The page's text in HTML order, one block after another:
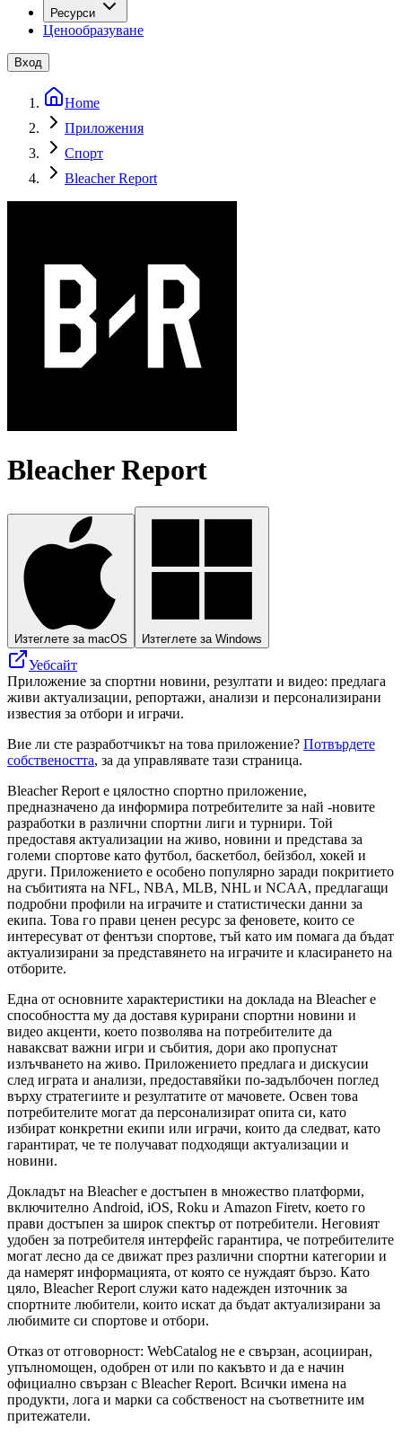
Ресурси
Ценообразуване
Вход
Home
Приложения
Спорт
Bleacher Report
Bleacher Report
Изтеглете за macOS Изтеглете за Windows
Уебсайт
Приложение за спортни новини, резултати и видео: предлага
живи актуализации, репортажи, анализи и персонализирани
известия за отбори и играчи.
Вие ли сте разработчикът на това приложение? Потвърдете
собствеността, за да управлявате тази страница.
Bleacher Report е цялостно спортно приложение,
предназначено да информира потребителите за най -новите
разработки в различни спортни лиги и турнири. Той
предоставя актуализации на живо, новини и представа за
големи спортове като футбол, баскетбол, бейзбол, хокей и
други. Приложението е особено популярно заради покритието
на събитията на NFL, NBA, MLB, NHL и NCAA, предлагащи
подробни профили на играчите и статистически данни за
екипа. Това го прави ценен ресурс за феновете, които се
интересуват от фентъзи спортове, тъй като им помага да бъдат
актуализирани за представянето на играчите и класирането на
отборите.
Една от основните характеристики на доклада на Bleacher е
способността му да доставя курирани спортни новини и
видео акценти, което позволява на потребителите да
наваксват важни игри и събития, дори ако пропуснат
излъчването на живо. Приложението предлага и дискусии
след играта и анализи, предоставяйки по-задълбочен поглед
върху стратегиите и резултатите от мачовете. Освен това
потребителите могат да персонализират опита си, като
избират конкретни екипи или играчи, които да следват, като
гарантират, че те получават подходящи актуализации и
новини.
Докладът на Bleacher е достъпен в множество платформи,
включително Android, iOS, Roku и Amazon Firetv, което го
прави достъпен за широк спектър от потребители. Неговият
удобен за потребителя интерфейс гарантира, че потребителите
могат лесно да се движат през различни спортни категории и
да намерят информацията, от която се нуждаят бързо. Като
цяло, Bleacher Report служи като надежден източник за
спортните любители, които искат да бъдат актуализирани за
любимите си спортове и отбори.
Отказ от отговорност: WebCatalog не е свързан, асоцииран,
упълномощен, одобрен от или по какъвто и да е начин
официално свързан с Bleacher Report. Всички имена на
продукти, лога и марки са собственост на съответните им
притежатели.